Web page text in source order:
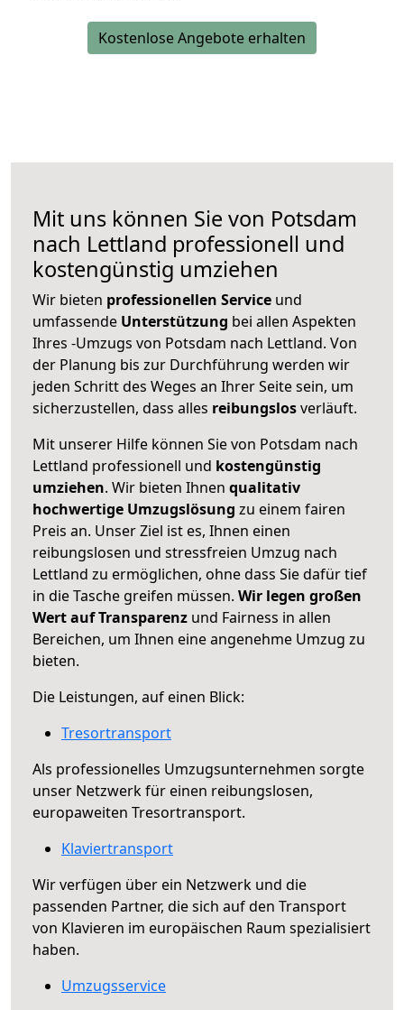
Kostenlose Angebote erhalten
Mit uns können Sie von Potsdam
nach Lettland professionell und
kostengünstig umziehen
Wir bieten professionellen Service und
umfassende Unterstützung bei allen Aspekten
Ihres -Umzugs von Potsdam nach Lettland. Von
der Planung bis zur Durchführung werden wir
jeden Schritt des Weges an Ihrer Seite sein, um
sicherzustellen, dass alles reibungslosverläuft.
Mit unserer Hilfe können Sie von Potsdam nach
Lettland professionell und kostengünstig
umziehen. Wir bieten Ihnen qualitativ
hochwertige Umzugslösung zu einem fairen
Preis an. Unser Ziel ist es, Ihnen einen
reibungslosen und stressfreien Umzug nach
Lettland zu ermöglichen, ohne dass Sie dafür tief
in die Tasche greifen müssen. Wir legen großen
Wert auf Transparenz und Fairness in allen
Bereichen, um Ihnen eine angenehme Umzug zu
bieten.
Die Leistungen, auf einen Blick:
Tresortransport
Als professionelles Umzugsunternehmen sorgte
unser Netzwerk für einen reibungslosen,
europaweiten Tresortransport.
Klaviertransport
Wir verfügen über ein Netzwerk und die
passenden Partner, die sich auf den Transport
von Klavieren im europäischen Raum spezialisiert
haben.
Umzugsservice